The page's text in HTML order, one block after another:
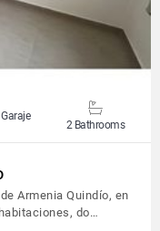
2 Bathrooms
Armenia Quindío, en
do…